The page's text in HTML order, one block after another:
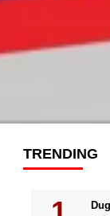
TRENDING